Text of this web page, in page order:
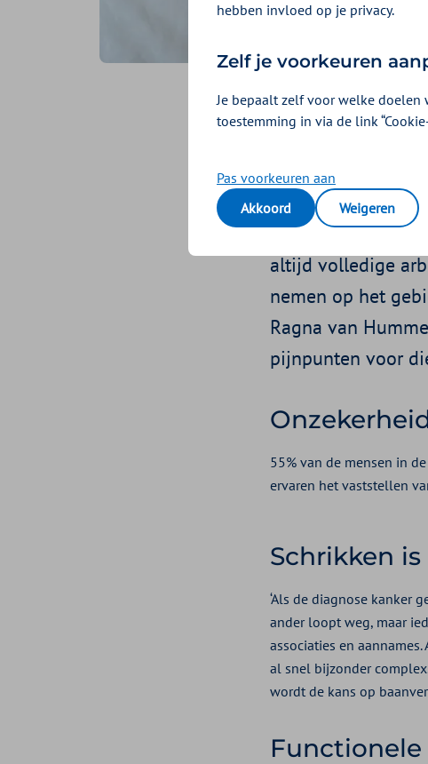
Kanker
Terwijl u dit artikel
Ieder jaar komen
altijd volledige
nemen op het
Ragna van
pijnpunten voor
55% van de mensen in
ervaren het vaststellen
Schrikken
‘Als de diagnose kanker
ander loopt weg, maar
associaties en
al snel bijzonder
wordt de kans op
hebben invloed op je privacy.
Zelf je voorkeuren
Je bepaalt zelf voor welke doelen
toestemming in via de link
Pas voorkeuren aan
Akkoord
Weigeren